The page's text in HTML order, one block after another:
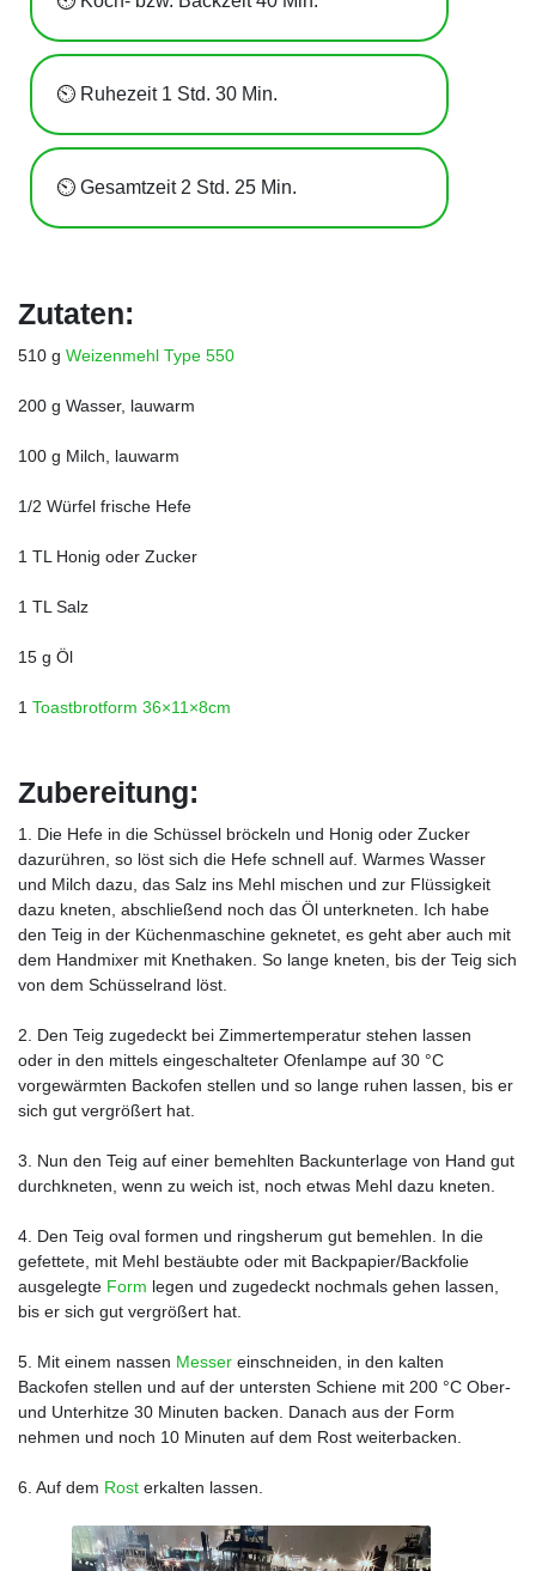
⏲️ Ruhezeit 1 Std. 30 Min.
⏲️ Gesamtzeit 2 Std. 25 Min.
Zutaten:
510 g Weizenmehl Type 550
200 g Wasser, lauwarm
100 g Milch, lauwarm
1/2 Würfel frische Hefe
1 TL Honig oder Zucker
1 TL Salz
15 g Öl
1 Toastbrotform 36×11×8cm
Zubereitung:
1. Die Hefe in die Schüssel bröckeln und Honig oder Zucker
dazurühren, so löst sich die Hefe schnell auf. Warmes Wasser
und Milch dazu, das Salz ins Mehl mischen und zur Flüssigkeit
dazu kneten, abschließend noch das Öl unterkneten. Ich habe
den Teig in der Küchenmaschine geknetet, es geht aber auch mit
dem Handmixer mit Knethaken. So lange kneten, bis der Teig sich
von dem Schüsselrand löst.
2. Den Teig zugedeckt bei Zimmertemperatur stehen lassen
oder in den mittels eingeschalteter Ofenlampe auf 30 °C
vorgewärmten Backofen stellen und so lange ruhen lassen, bis er
sich gut vergrößert hat.
3. Nun den Teig auf einer bemehlten Backunterlage von Hand gut
durchkneten, wenn zu weich ist, noch etwas Mehl dazu kneten.
4. Den Teig oval formen und ringsherum gut bemehlen. In die
gefettete, mit Mehl bestäubte oder mit Backpapier/Backfolie
ausgelegte Form legen und zugedeckt nochmals gehen lassen,
bis er sich gut vergrößert hat.
5. Mit einem nassen Messer einschneiden, in den kalten
Backofen stellen und auf der untersten Schiene mit 200 °C Ober-
und Unterhitze 30 Minuten backen. Danach aus der Form
nehmen und noch 10 Minuten auf dem Rost weiterbacken.
6. Auf dem Rost erkalten lassen.